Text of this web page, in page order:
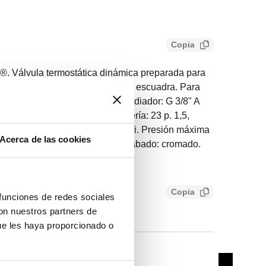
Acerca de las cookies
de redes sociales
nuestros partners de
les haya proporcionado o
Copia
Válvula termostática dinámica preparada para
y electrónicos. Versión en escuadra. Para
o multicapa. Conexión del radiador: G 3/8" A
en escuadra. Conexión de tubería: 23 p. 1,5,
Conexión para racores Caleffi. Presión máxima
del fluido: 5–95 °C. Acabado: cromado.
l/h. Material: latón.
Copia